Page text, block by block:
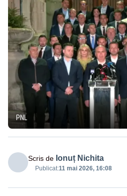
PNL
Scris de Ionuț Nichita
Publicat:11 mai 2026, 16:08